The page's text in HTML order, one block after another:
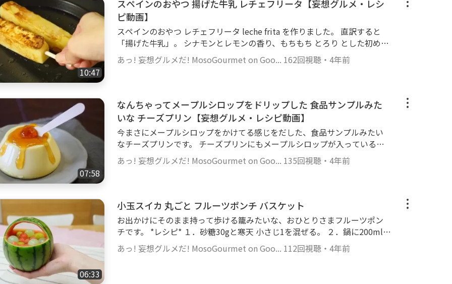
７．（５）をお玉8分目（50g）を流し入れる。 ８．表面が乾いてきたら無
塩バターをぬる。10枚で70gほどぬりました。 ９．グラニュー糖をティー
スプーン 2杯ほど振りかける。 １０．4つに折りたたみお皿に盛る。 １１．
できあがり。味変でレモンを絞ってみてください。爽やかで罪悪感がごま
かせます。 #妄想グルメ #レシピ動画
10:47
スペインのおやつ 揚げた牛乳 レチェフリータ【妄想グルメ・レシ
ピ動画】
スペインのおやつ レチェフリータ leche frita を作りました。 直訳すると
「揚げた牛乳」。 シナモンとレモンの香り、もちもち とろり とした初めて
の食感。 異国のお菓子感に盛り上がること間違いなし。 屋台で売ってみた
くなるおやつでした。 *レシピ* １．鍋に牛乳 350gを沸騰させないように温
４．ボウルに卵黄 2個、砂糖 45gを入れ混ぜる。 ５．（４）に（３）を入
れ混ぜる。 ６．（２）からレモンの皮とシナモンステックを取り出す。
７．（６）に（５）を入れ混ぜる。 ８．火にかける。焦がさないようにか
き混ぜながらとろっとするまで煮る。 ９．バニラエッセンス、無塩バター
15gを加え混ぜる。 １０．オーブンシートを敷き込んだお好みの型（今回 1
5センチスクエア型）に（９）を流し入れる。 １１．台荷に打ち付け、空気
ンに少し多めの植物油を入れ、（１４）を焼く。 １６．温かいうちにグラ
ニュー糖 45gをまぶしつける。お好みでシナモンを加える。 １７．できあ
がり。焼き立てはもちろん、冷やしてたべてもおいしいです。 #妄想グルメ
あっ! 妄想グルメだ! MosoGourmet on Goo... 162回視聴 ・ 4年前
07:58
なんちゃってメープルシロップをドリップした 食品サンプルみた
いな チーズプリン【妄想グルメ・レシピ動画】
今まさにメープルシロップをかけてる感じをだした、食品サンプルみたい
なチーズプリンです。 チーズプリンにもメープルシロップが入っているの
で、ぽってり濃厚でなめらかなプリンです。 飛び出したスプーンがちょっ
と邪魔ですが（だって使わないから！）、ケーキの上にのってる字が書い
程） メープルシロップチーズプリンを作ります １．クリームチーズ 100g
をなめらかにし、メープルシロップ 110gを入れ混ぜる。 ２．卵 2個を溶き
ほぐしてから入れ混ぜる。 ３．鍋に牛乳 100g、生クリーム 100gを入れ火
にかけ、沸騰しないように温める。 ４．水 30gに6gの粉ゼラチンを振り入
れておいたものを600wの電子レンジで30秒ほど加熱し、粉ゼラチンを溶か
あっ! 妄想グルメだ! MosoGourmet on Goo... 135回視聴 ・ 4年前
06:33
小玉スイカ 丸ごと フルーツポンチ バスケット
お出かけにそのまま持って歩ける籠みたいな、おひとりさまフルーツポン
チです。 *レシピ* １．砂糖30gと寒天 小さじ1を混ぜる。 ２．鍋に200mlの
お好みのジュースを入れ火にかける。 ３．１分間、沸騰させる。 ４．火か
らおろし100mlのジュースを加える。この時、ジュースは常温の物を使う。
あっ! 妄想グルメだ! MosoGourmet on Goo... 112回視聴 ・ 4年前